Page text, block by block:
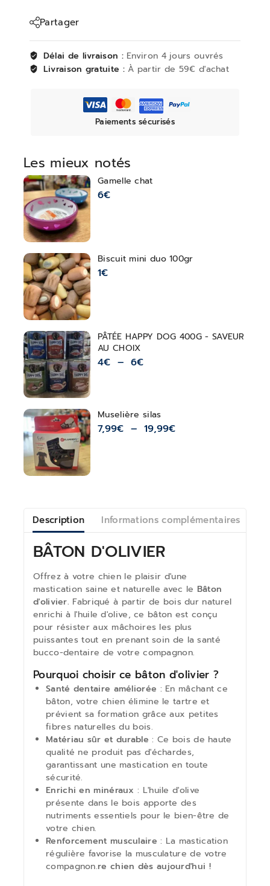
Les mieux notés
Gamelle chat
6€
Biscuit mini duo 100gr
1€
PÂTÉE HAPPY DOG 400G - SAVEUR
AU CHOIX
4€ – 6€
Muselière silas
7,99€ – 19,99€
Partager
Délai de livraison : Environ 4 jours ouvrés
Livraison gratuite :À partir de 59€ d'achat
Paiements sécurisés
Description Informations complémentaires
BÂTON D'OLIVIER
Offrez à votre chien le plaisir d'une
mastication saine et naturelle avec le Bâton
d'olivier. Fabriqué à partir de bois dur naturel
enrichi à l'huile d'olive, ce bâton est conçu
pour résister aux mâchoires les plus
puissantes tout en prenant soin de la santé
bucco-dentaire de votre compagnon.
Pourquoi choisir ce bâton d'olivier ?
Santé dentaire améliorée : En mâchant ce
bâton, votre chien élimine le tartre et
prévient sa formation grâce aux petites
fibres naturelles du bois.
Matériau sûr et durable : Ce bois de haute
qualité ne produit pas d'échardes,
garantissant une mastication en toute
sécurité.
Enrichi en minéraux : L'huile d'olive
présente dans le bois apporte des
nutriments essentiels pour le bien-être de
votre chien.
Renforcement musculaire : La mastication
régulière favorise la musculature de votre
compagnon.re chien dès aujourd'hui !